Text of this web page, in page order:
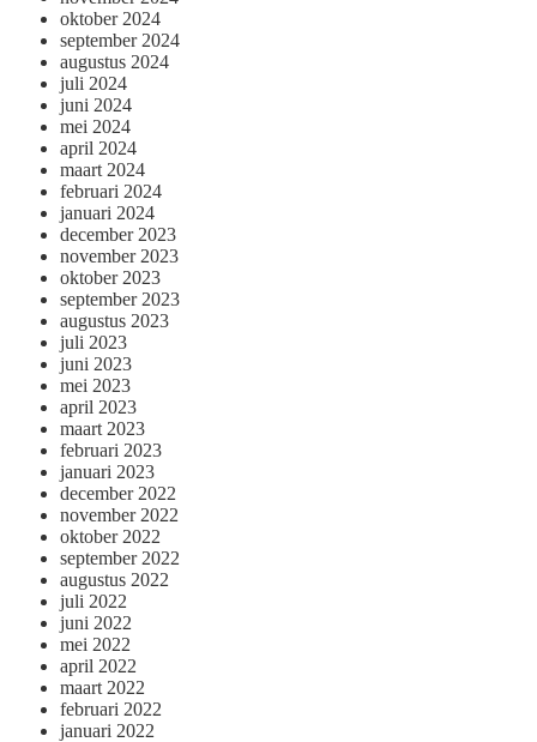
oktober 2024
september 2024
augustus 2024
juli 2024
juni 2024
mei 2024
april 2024
maart 2024
februari 2024
januari 2024
december 2023
november 2023
oktober 2023
september 2023
augustus 2023
juli 2023
juni 2023
mei 2023
april 2023
maart 2023
februari 2023
januari 2023
december 2022
november 2022
oktober 2022
september 2022
augustus 2022
juli 2022
juni 2022
mei 2022
april 2022
maart 2022
februari 2022
januari 2022